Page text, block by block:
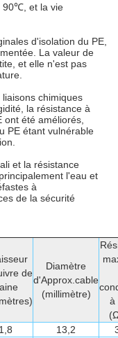
90℃, et la vie
d'isolation du PE,
La valeur de
et elle n'est pas
chimiques
la résistance à
ont été améliorés,
PE étant vulnérable
et la résistance
l'eau et
à
de la sécurité
de
Diamètre
d'Approx.cable
(millimètre)
à
1,8 13,2